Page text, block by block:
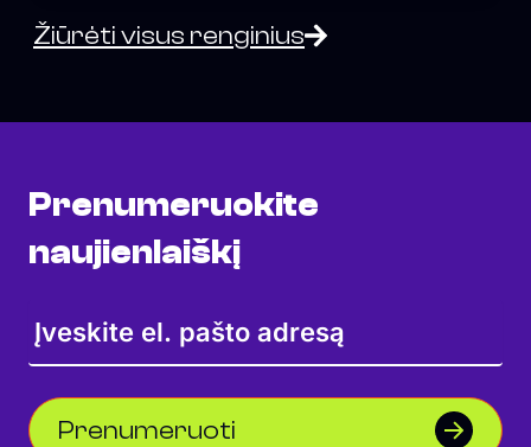
Žiūrėti visus renginius
Prenumeruokite
naujienlaiškį
Prenumeruoti